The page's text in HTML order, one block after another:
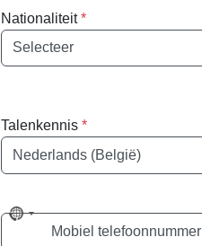
Nationaliteit *
Nationaliteit
Talenkennis *
Taal
No
countryMobiel telefoonnummer